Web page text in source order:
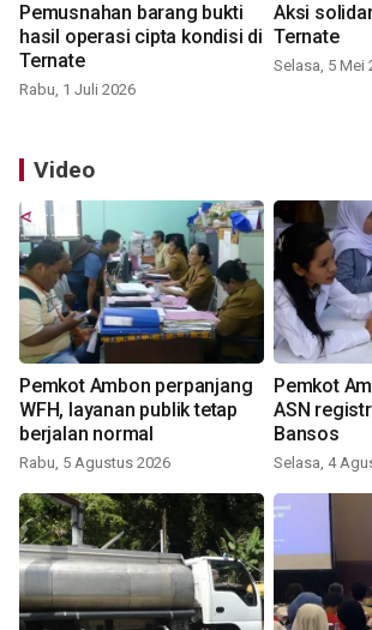
Pemusnahan barang bukti
hasil operasi cipta kondisi di
Ternate
Rabu, 1 Juli 2026
Aksi
Ternate
Selasa, 5 Mei
Video
Pemkot Ambon perpanjang
WFH, layanan publik tetap
berjalan normal
Rabu, 5 Agustus 2026
Pemkot
ASN
Bansos
Selasa, 4